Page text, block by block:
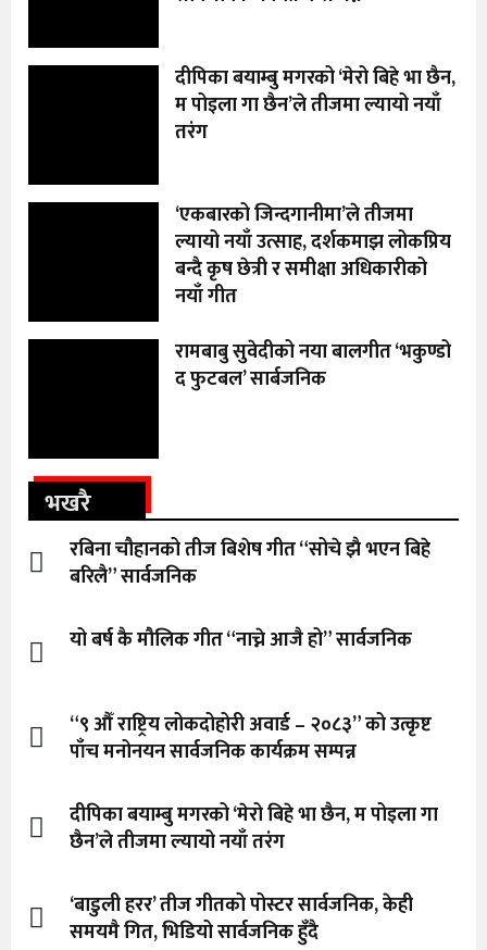
दीपिका बयाम्बु मगरको ‘मेरो बिहे भा छैन,
म पोइला गा छैन’ले तीजमा ल्यायो नयाँ
तरंग
‘एकबारको जिन्दगानीमा’ले तीजमा
ल्यायो नयाँ उत्साह, दर्शकमाझ लोकप्रिय
बन्दै कृष छेत्री र समीक्षा अधिकारीको
नयाँ गीत
रामबाबु सुवेदीको नया बालगीत ‘भकुण्डो
द फुटबल’ सार्बजनिक
भखरै
रबिना चौहानको तीज बिशेष गीत “सोचे झै भएन बिहे
बरिलै” सार्वजनिक
यो बर्ष कै मौलिक गीत “नाच्ने आजै हो” सार्वजनिक
“९ औँ राष्ट्रिय लोकदोहोरी अवार्ड – २०८३” को उत्कृष्ट
पाँच मनोनयन सार्वजनिक कार्यक्रम सम्पन्न
दीपिका बयाम्बु मगरको ‘मेरो बिहे भा छैन, म पोइला गा
छैन’ले तीजमा ल्यायो नयाँ तरंग
‘बाडुली हरर’ तीज गीतको पोस्टर सार्वजनिक, केही
समयमै गित, भिडियो सार्वजनिक हुँदै